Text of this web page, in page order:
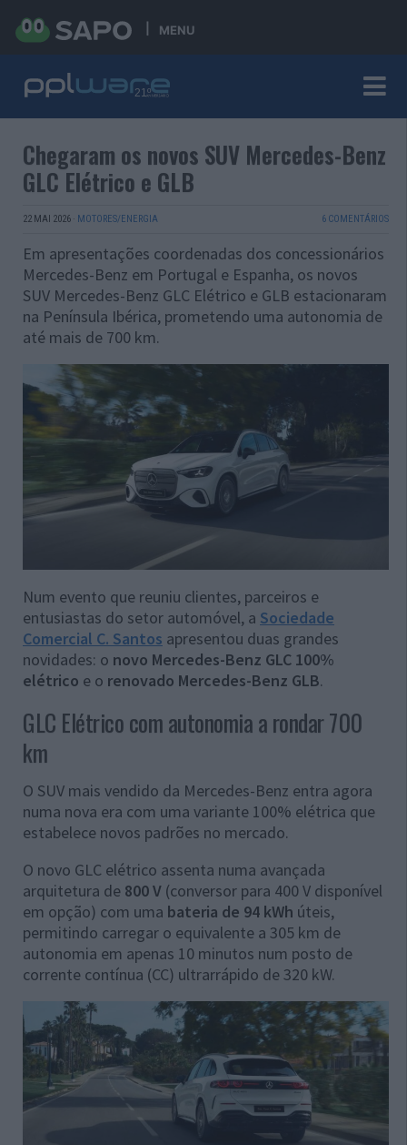
MENU
Chegaram os novos SUV Mercedes-Benz
GLC Elétrico e GLB
22 MAI 2026 · MOTORES/ENERGIA 6 COMENTÁRIOS
Em apresentações coordenadas dos concessionários
Mercedes-Benz em Portugal e Espanha, os novos
SUV Mercedes-Benz GLC Elétrico e GLB estacionaram
na Península Ibérica, prometendo uma autonomia de
até mais de 700 km.
Num evento que reuniu clientes, parceiros e
entusiastas do setor automóvel, a Sociedade
Comercial C. Santos apresentou duas grandes
novidades: o novo Mercedes-Benz GLC 100%
elétrico e o renovado Mercedes-Benz GLB.
GLC Elétrico com autonomia a rondar 700
km
O SUV mais vendido da Mercedes-Benz entra agora
numa nova era com uma variante 100% elétrica que
estabelece novos padrões no mercado.
O novo GLC elétrico assenta numa avançada
arquitetura de 800 V (conversor para 400 V disponível
em opção) com uma bateria de 94 kWh úteis,
permitindo carregar o equivalente a 305 km de
autonomia em apenas 10 minutos num posto de
corrente contínua (CC) ultrarrápido de 320 kW.